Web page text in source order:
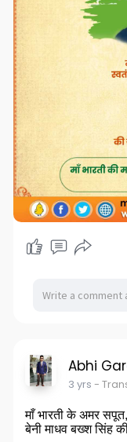
Abhi
3 yrs -
माँ भारती के अमर
बेनी माधव बख्श सिंह